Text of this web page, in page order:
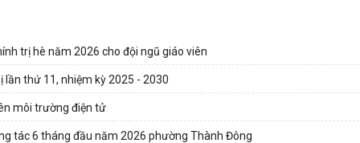
trị hè năm 2026 cho đội ngũ giáo viên
thứ 11, nhiệm kỳ 2025 - 2030
môi trường điện tử
tác 6 tháng đầu năm 2026 phường Thành Đông